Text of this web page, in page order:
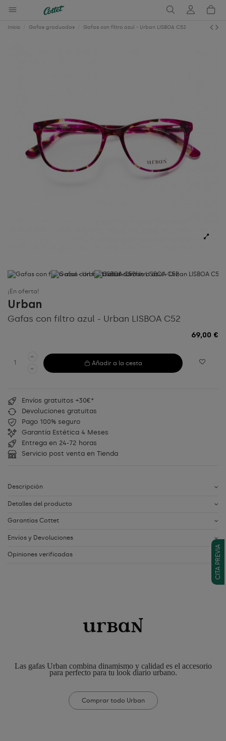
CITA PREVIA
Inicio Gafas graduadas Gafas con filtro azul - Urban LISBOA C52
¡En oferta!
Urban
Gafas con filtro azul - Urban LISBOA C52
69,00 €
Añadir a la cesta
Envíos gratuitos +30€*
Devoluciones gratuitas
Pago 100% seguro
Garantía Estética 4 Meses
Entrega en 24-72 horas
Servicio post venta en Tienda
Descripción
Detalles del producto
Garantías Cottet
Envíos y Devoluciones
Opiniones verificadas
Las gafas Urban combina dinamismo y calidad es el accesorio
para perfecto para tu look diario urbano.
Comprar todo Urban